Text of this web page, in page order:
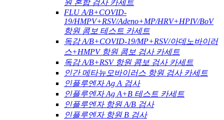
원 혼합 검사 카세트
FLU A/B+COVID-
19/HMPV+RSV/Adeno+MP/HRV+HPIV/BoV
항원 콤보 테스트 카세트
독감 A/B+COVID-19/MP+RSV/아데노바이러
스+HMPV 항원 콤보 검사 카세트
독감 A/B+RSV 항원 콤보 검사 카세트
인간 메타뉴모바이러스 항원 검사 카세트
인플루엔자 Ag A 검사
인플루엔자 Ag A+B 테스트 카세트
인플루엔자 항원 A/B 검사
인플루엔자 항원 B 검사